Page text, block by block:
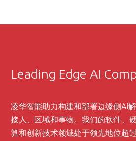
Leading Edge AI
凌华智能助力构建和部署边缘侧AI
接人、区域和事物。我们的软件、
算和创新技术领域处于领先地位超